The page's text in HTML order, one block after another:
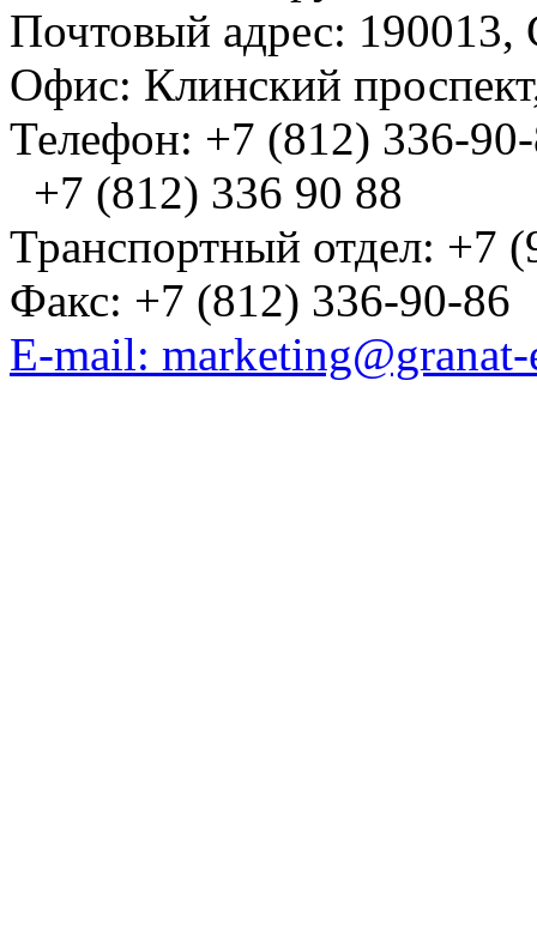
Почтовый адрес: 190013,
Офис: Клинский
Телефон: +7 (812) 336-
+7 (812) 336 90 88
Транспортный отдел: +7
Факс: +7 (812) 336-90-86
E-mail: